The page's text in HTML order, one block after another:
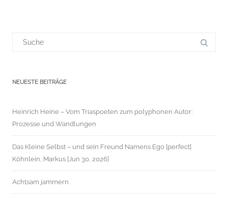
NEUESTE BEITRÄGE
Heinrich Heine – Vom Triaspoeten zum polyphonen Autor:
Prozesse und Wandlungen
Das Kleine Selbst – und sein Freund Namens Ego [perfect]
Köhnlein, Markus [Jun 30, 2026]
Achtsam jammern